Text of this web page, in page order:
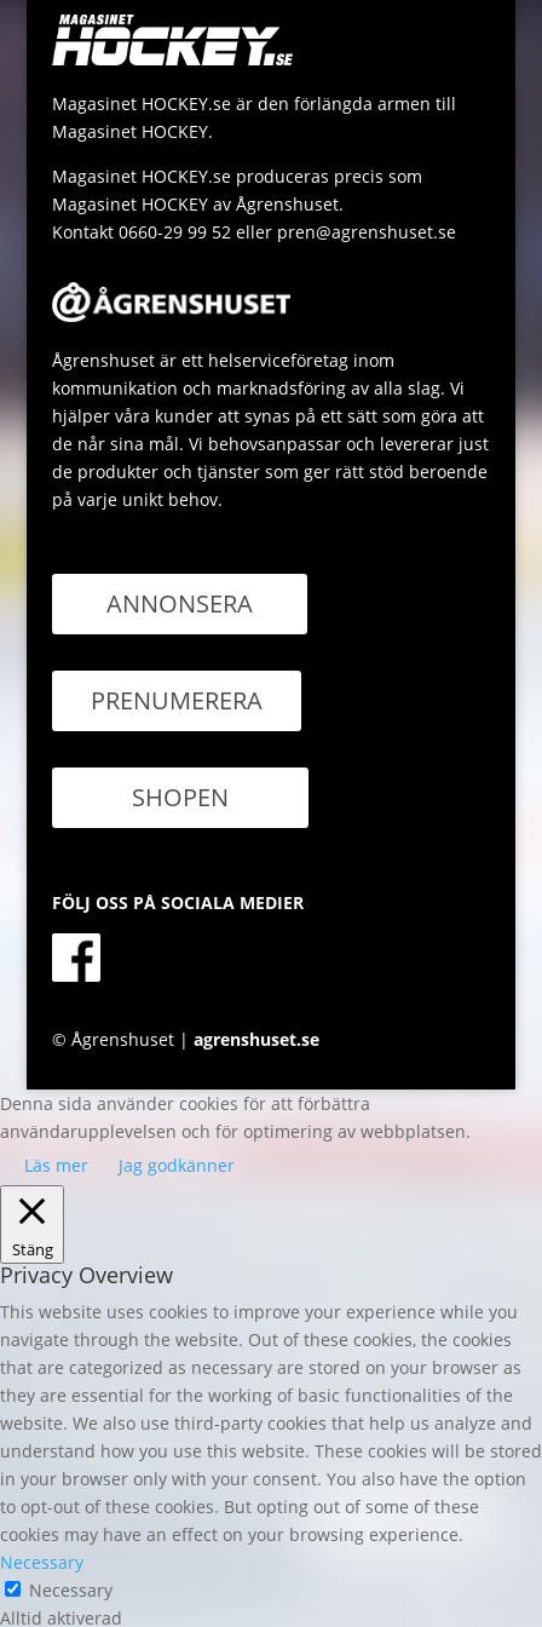
r
i
k
s
p
s
g
Magasinet HOCKEY.se är den förlängda armen till
Magasinet HOCKEY.
Magasinet HOCKEY.se produceras precis som
Magasinet HOCKEY av Ågrenshuset.
Kontakt 0660-29 99 52 eller pren@agrenshuset.se
Ågrenshuset är ett helserviceföretag inom
kommunikation och marknadsföring av alla slag. Vi
hjälper våra kunder att synas på ett sätt som göra att
de når sina mål. Vi behovsanpassar och levererar just
de produkter och tjänster som ger rätt stöd beroende
på varje unikt behov.
ANNONSERA
PRENUMERERA
SHOPEN
FÖLJ OSS PÅ SOCIALA MEDIER
© Ågrenshuset | agrenshuset.se
Denna sida använder cookies för att förbättra
användarupplevelsen och för optimering av webbplatsen.
Läs mer
Jag godkänner
Stäng
Privacy Overview
This website uses cookies to improve your experience while you
navigate through the website. Out of these cookies, the cookies
that are categorized as necessary are stored on your browser as
they are essential for the working of basic functionalities of the
website. We also use third-party cookies that help us analyze and
understand how you use this website. These cookies will be stored
in your browser only with your consent. You also have the option
to opt-out of these cookies. But opting out of some of these
cookies may have an effect on your browsing experience.
Necessary
Necessary
Alltid aktiverad